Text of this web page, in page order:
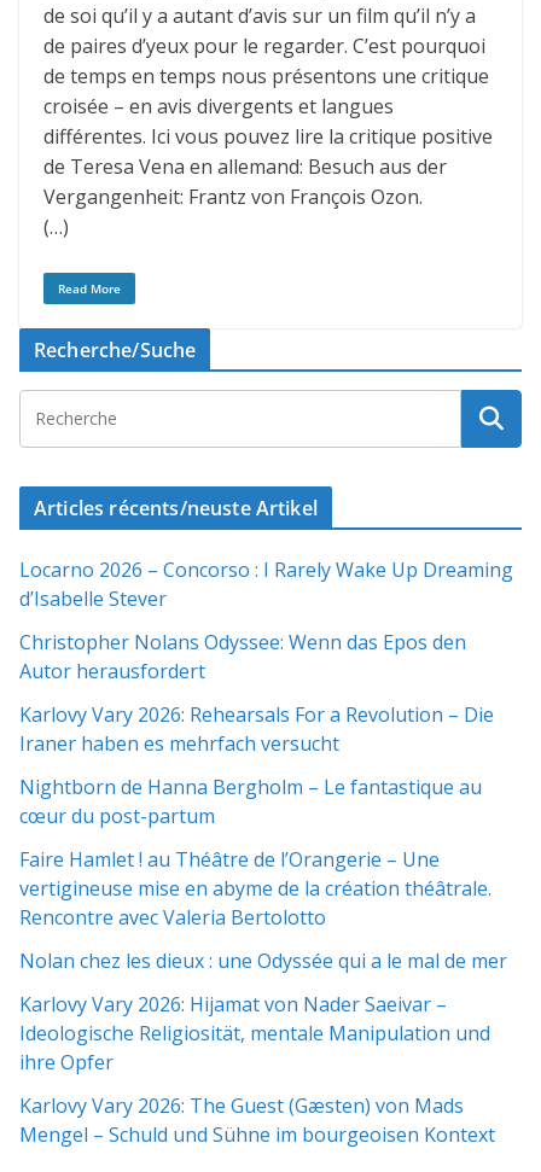
de soi qu’il y a autant d’avis sur un film qu’il n’y a
de paires d’yeux pour le regarder. C’est pourquoi
de temps en temps nous présentons une critique
croisée – en avis divergents et langues
différentes. Ici vous pouvez lire la critique positive
de Teresa Vena en allemand: Besuch aus der
Vergangenheit: Frantz von François Ozon.
(…)
Read More
Recherche/Suche
Articles récents/neuste Artikel
Locarno 2026 – Concorso : I Rarely Wake Up Dreaming
d’Isabelle Stever
Christopher Nolans Odyssee: Wenn das Epos den
Autor herausfordert
Karlovy Vary 2026: Rehearsals For a Revolution – Die
Iraner haben es mehrfach versucht
Nightborn de Hanna Bergholm – Le fantastique au
cœur du post-partum
Faire Hamlet ! au Théâtre de l’Orangerie – Une
vertigineuse mise en abyme de la création théâtrale.
Rencontre avec Valeria Bertolotto
Nolan chez les dieux : une Odyssée qui a le mal de mer
Karlovy Vary 2026: Hijamat von Nader Saeivar​​ –
Ideologische Religiosität, mentale Manipulation und
ihre Opfer
Karlovy Vary 2026: The Guest (Gæsten) von Mads
Mengel – Schuld und Sühne im bourgeoisen Kontext